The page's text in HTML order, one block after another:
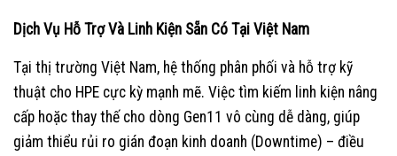
Dịch Vụ Hỗ Trợ Và Linh Kiện Sẵn Có Tại Việt Nam
Tại thị trường Việt Nam, hệ thống phân phối và hỗ trợ kỹ
thuật cho HPE cực kỳ mạnh mẽ. Việc tìm kiếm linh kiện nâng
cấp hoặc thay thế cho dòng Gen11 vô cùng dễ dàng, giúp
giảm thiểu rủi ro gián đoạn kinh doanh (Downtime) – điều